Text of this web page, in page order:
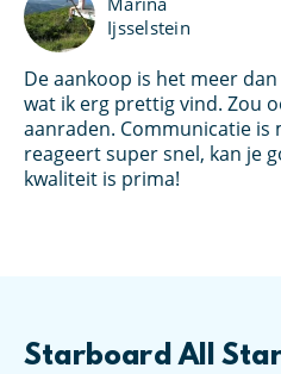
Ijsselstein
De aankoop is het meer
wat ik erg prettig vind. Zou
aanraden. Communicatie is
reageert super snel, kan je
kwaliteit is prima!
Starboard All